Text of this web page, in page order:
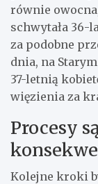
równie
schwytała 36-
za podobne
dnia, na
37-letnią
więzienia za
Procesy
Kolejne kroki